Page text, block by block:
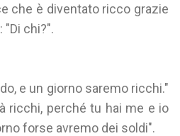
che è diventato ricco grazie
"Di chi?".
e un giorno saremo ricchi."
ricchi, perché tu hai me e io
forse avremo dei soldi".